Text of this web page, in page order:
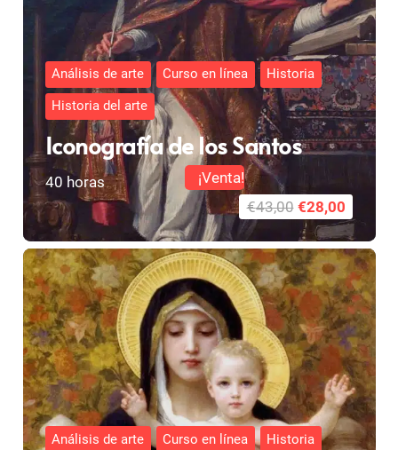
Análisis de arte Curso en línea
Historia
Historia del arte
Iconografía de los Santos
40 horas
¡Venta!
€43,00 El
precio
original
era:
€43,00.
€28,00El
precio
actual
es:
€28,00.
Análisis de arte Curso en línea Historia